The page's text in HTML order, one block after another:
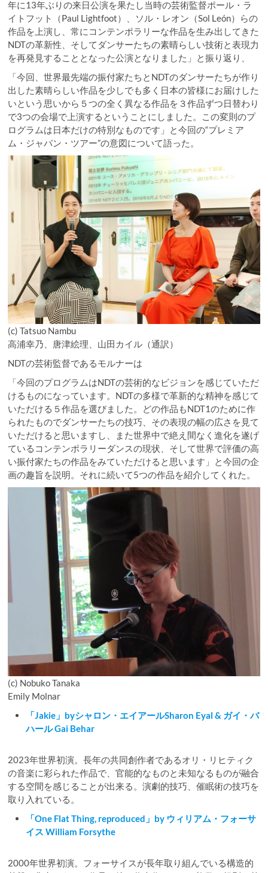
年に13年ぶりの来日公演を果たし当時の芸術監督ポール・ラ
イトフット（Paul Lightfoot）、ソル・レオン（Sol León）らの
作品を上演し、常にコンテンポラリーな作品を生み出してきた
NDTの革新性、そしてダンサーたちの素晴らしい技術と表現力
を再発見することとなった公演となりました」と振り返り、
「今回、世界最先端の振付家たちとNDTのダンサーたちが作り
出した素晴らしい作品を少しでも多く日本の皆様にお届けした
いという思いから５つの全く異なる作品を３作品ずつ日替わり
で3つの会場で上演するということにしました。この変則のプ
ログラムは日本だけの特別なものです」と今回の“プレミア
ム・ジャパン・ツアー”の意図について語った。
(c) Tatsuo Nambu
高浦幸乃、唐津絵理、山田カイル（通訳）
NDTの芸術監督であるモルナーは
「今回のプログラムはNDTの芸術的なビジョンを感じていただ
けるものになっています。NDTの多様で革新的な精神を感じて
いただける５作品を選びました。どの作品もNDT1のために作
られたものでダンサーたちの技巧、その表現の幅の広さを見て
いただけると思いますし、また世界中で絶え間なく進化を遂げ
ているコンテンポラリーダンスの現状、そして世界で評価の高
い振付家たちの作品をみていただけると思います」と今回の企
画の趣旨を説明。それに続いて5つの作品を紹介してくれた。
(c) Nobuko Tanaka
Emily Molnar
「Jakie」byシャロン・エイアールSharon Eyal & ガイ・バ
ハール Gai Behar
2023年世界初演。長年の共同創作者であるオリ・リヒティク
の音楽に彩られた作品で、官能的なものと未知なるものが融合
する空間を感じることが出来る。演劇的技巧、催眠術の技巧を
取り入れている。
「One Flat Thing, reproduced」by ウィリアム・フォーサ
イス William Forsythe
2000年世界初演。フォーサイスが長年取り組んでいる構造的